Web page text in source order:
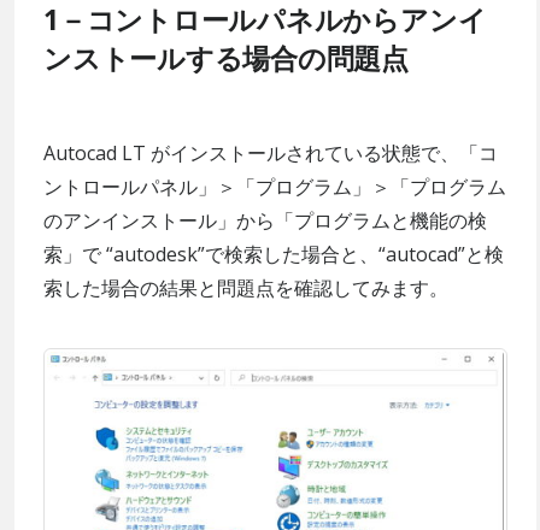
1－コントロールパネルからアンイ
ンストールする場合の問題点
Autocad LT がインストールされている状態で、「コ
ントロールパネル」＞「プログラム」＞「プログラム
のアンインストール」から「プログラムと機能の検
索」で “autodesk”で検索した場合と、“autocad”と検
索した場合の結果と問題点を確認してみます。